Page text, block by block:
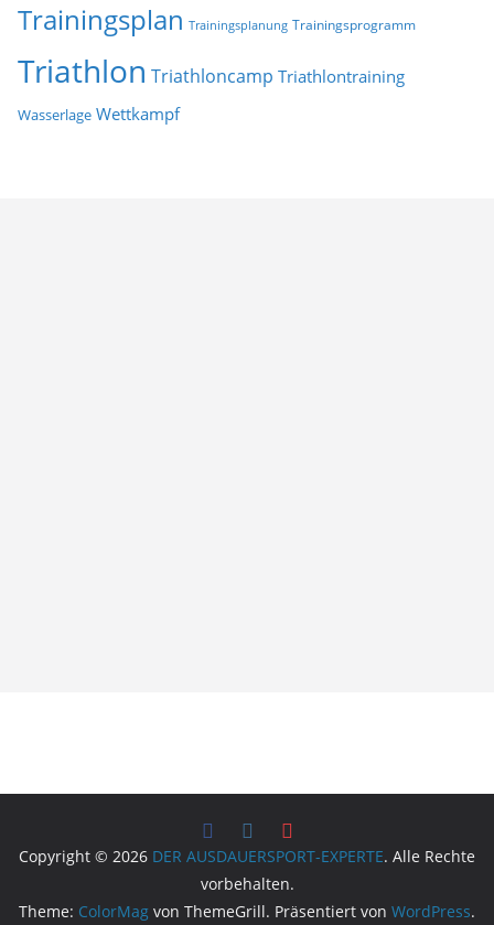
Trainingsplan Trainingsplanung Trainingsprogramm
Triathlon Triathloncamp Triathlontraining
Wasserlage Wettkampf
Copyright © 2026 DER AUSDAUERSPORT-EXPERTE. Alle Rechte
vorbehalten.
Theme: ColorMag von ThemeGrill. Präsentiert von WordPress.